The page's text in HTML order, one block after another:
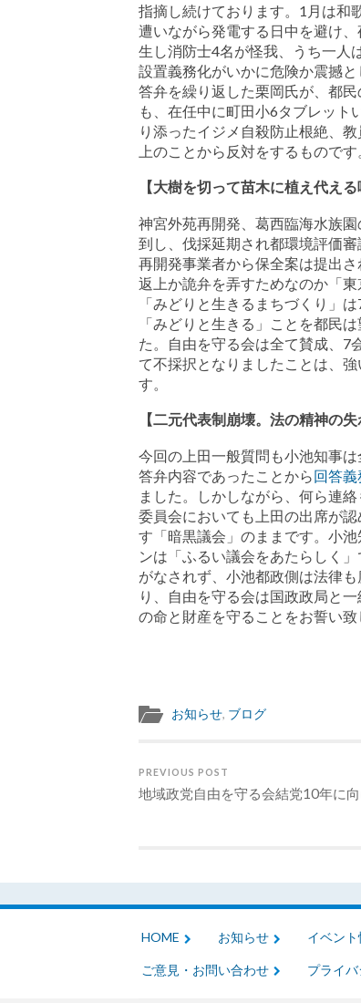
指摘し続けております。1月は和
遭いながら発電する日中を避け
生し消防士4名が怪我、うち一人
設置義務化がいかに危険か震撼
答弁を繰り返した栗岡氏が、都
も、在任中に町田小6タブレット
り添ったイジメ自殺防止根絶、
上のことから反対をするものです
【大樹を切って苗木に植え代え
神宮外苑再開発、葛西臨海水族
到し、伐採延期され都環境評価
再開発事業者から保全案は提出
返上か詭弁を弄すためなのか「
「みどりと生きるまちづくり」
「みどりと生きる」ことを都民
た。自由を守る会は全て賛成、7
て不採択となりましたことは、
す。
【二元代表制崩壊。法の精神の
今回の上田一般質問も小池知事
答弁内容であったことから回答
ました。しかしながら、何ら連
委員会においても上田の出席が
す「暗黒議会」のままです。小
ンは「ふるい議会をあたらしく
がなされず、小池都政側は法律
り、自由を守る会は国政政局と
の命と財産を守ることをお誓い致
お知らせ, ブログ
PREVIOUS POST
地域政党自由を守る会結党10年に
HOME お知らせ イベント
ご意見・お問い合わせ プライ